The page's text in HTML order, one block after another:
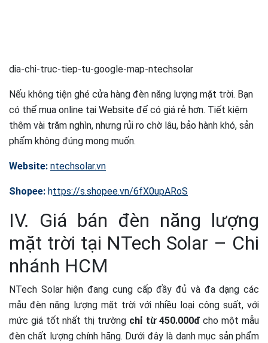
dia-chi-truc-tiep-tu-google-map-ntechsolar
Nếu không tiện ghé cửa hàng đèn năng lượng mặt trời. Bạn
có thể mua online tại Website để có giá rẻ hơn. Tiết kiệm
thêm vài trăm nghìn, nhưng rủi ro chờ lâu, bảo hành khó, sản
phẩm không đúng mong muốn.
Website: ntechsolar.vn
Shopee: https://s.shopee.vn/6fX0upARoS
IV. Giá bán đèn năng lượng
mặt trời tại NTech Solar – Chi
nhánh HCM
NTech Solar hiện đang cung cấp đầy đủ và đa dạng các
mẫu đèn năng lượng mặt trời với nhiều loại công suất, với
mức giá tốt nhất thị trường chỉ từ 450.000đ cho một mẫu
đèn chất lượng chính hãng. Dưới đây là danh mục sản phẩm